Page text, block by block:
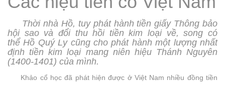
Thời nhà Hồ, tuy phát hành tiền giấy Thông bảo
hội sao và đổi thu hồi tiền kim loại về, song có
thể Hồ Quý Ly cũng cho phát hành một lượng nhất
định tiền kim loại mang niên hiệu Thánh Nguyên
(1400-1401) của mình.
Khảo cổ học đã phát hiện được ở Việt Nam nhiều đồng tiền